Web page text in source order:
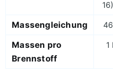
Massengleichung
Massen pro
Brennstoff
1